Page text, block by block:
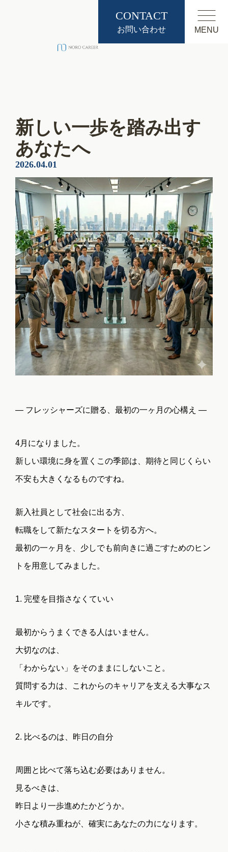
CONTACT
お問い合わせ MENU
TOP
トップ お知らせ
新しい一歩を踏み出す
あなたへ
2026.04.01
― フレッシャーズに贈る、最初の一ヶ月の心構え ―
4月になりました。
新しい環境に身を置くこの季節は、期待と同じくらい
不安も大きくなるものですね。
新入社員として社会に出る方、
転職をして新たなスタートを切る方へ。
最初の一ヶ月を、少しでも前向きに過ごすためのヒン
トを用意してみました。
1. 完璧を目指さなくていい
最初からうまくできる人はいません。
大切なのは、
「わからない」をそのままにしないこと。
質問する力は、これからのキャリアを支える大事なス
キルです。
2. 比べるのは、昨日の自分
周囲と比べて落ち込む必要はありません。
見るべきは、
昨日より一歩進めたかどうか。
小さな積み重ねが、確実にあなたの力になります。